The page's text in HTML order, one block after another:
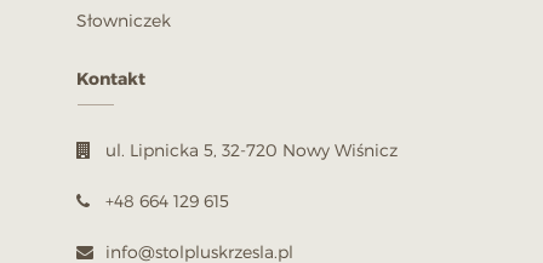
Słowniczek
Kontakt
ul. Lipnicka 5, 32-720 Nowy Wiśnicz
+48 664 129 615
info@stolpluskrzesla.pl